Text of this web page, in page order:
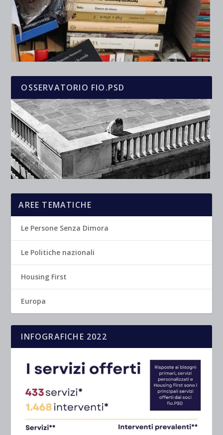
OSSERVATORIO FIO.PSD
AREE TEMATICHE
Le Persone Senza Dimora
Le Politiche nazionali
Housing First
Europa
INFOGRAFICHE 2022